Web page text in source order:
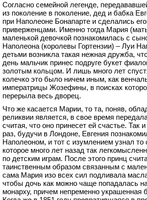
Согласно семейной легенде,
из поколение в поколение, дед и бабка
при Наполеоне Бонапарте и сделались
приверженцами. Именно тогда Мария
маленькой девочкой познакомилась с
Наполеона (королевы Гортензии) – Луи
детьми возникла такая нежная дружба,
день мальчик принес подруге букет
золотым кольцом. И лишь много лет
колечко это было ничем иным, как
императрицы Жозефины, в поисках
перерыла весь дворец.
Что же касается Марии, то та, поняв,
реликвии является, в свое время
считая, что оно принесет ей счастье. Так
раз, будучи в Лондоне, Евгения
Наполеоном, и тот с изумлением узнал то
которое много лет назад так
по детским играм. После этого принц
таинственным образом связанным с
сама Мария изо всех сил подливала
чтобы дочь как можно чаще попадалась
монарху, причем непременно украшенная